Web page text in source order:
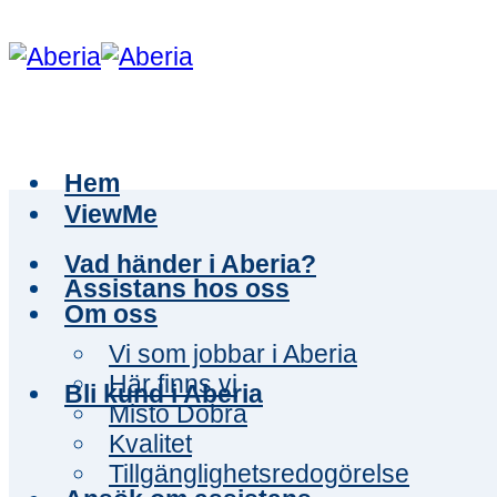
to
Hem
Assistans hos oss
Bli kund i Aberia
ViewMe
Vad händer i Aberia?
Om oss
Vi som jobbar i Aberia
Här finns vi
Misto Dobra
Kvalitet
Tillgänglighetsredogörelse